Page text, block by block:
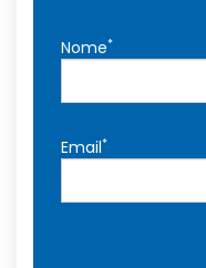
Nome*
Email*